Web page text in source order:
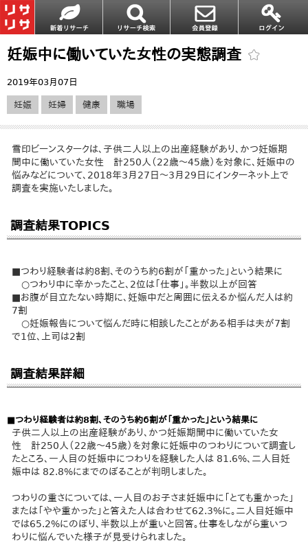
妊娠中に働いていた女性の実態調査
2019年03月07日
妊娠 妊婦 健康 職場
雪印ビーンスタークは、子供二人以上の出産経験があり、かつ妊娠期
間中に働いていた女性 計250人（22歳～45歳）を対象に、妊娠中の
悩みなどについて、2018年3月27日～3月29日にインターネット上で
調査を実施いたしました。
調査結果TOPICS
■つわり経験者は約8割、そのうち約６割が「重かった」という結果に
○つわり中に辛かったこと、2位は「仕事」。半数以上が回答
■お腹が目立たない時期に、妊娠中だと周囲に伝えるか悩んだ人は約
7割
○妊娠報告について悩んだ時に相談したことがある相手は夫が7割
で1位、上司は2割
調査結果詳細
■つわり経験者は約8割、そのうち約６割が「重かった」という結果に
子供二人以上の出産経験があり、かつ妊娠期間中に働いていた女
性 計250人（22歳～45歳）を対象に妊娠中のつわりについて調査し
たところ、一人目の妊娠中につわりを経験した人は 81.6%、二人目妊
娠中は 82.8%にまでのぼることが判明しました。
つわりの重さについては、一人目のお子さま妊娠中に「とても重かった」
または「やや重かった」と答えた人は合わせて62.3%に。二人目妊娠中
では65.2%にのぼり、半数以上が重いと回答。仕事をしながら重いつ
わりに悩んでいた様子が見受けられました。